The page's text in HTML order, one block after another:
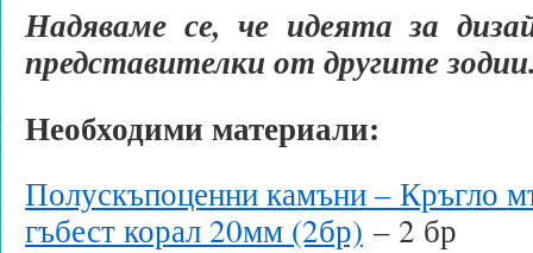
Надяваме се, че идеята за
представителки от другите
Необходими материали:
Полускъпоценни камъни – Кръгло
гъбест корал 20мм (2бр) – 2 бр